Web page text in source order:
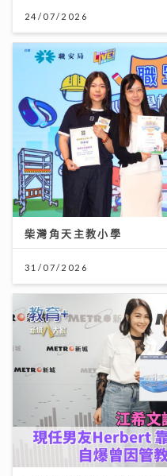
24/07/2026
柴灣角天主教小學
31/07/2026